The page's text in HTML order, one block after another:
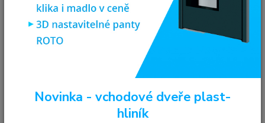
plastové okno 100x150 cm,
jednokřídlé, zlatý dub/bílé,
PREMIUM 7000
Doprava ZDARMA
Novinka - vchodové dveře plast-
hliník